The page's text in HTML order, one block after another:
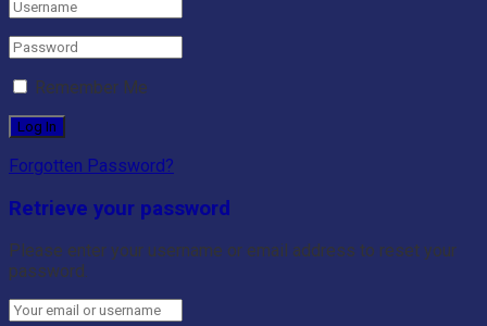
Remember Me
Forgotten Password?
Retrieve your password
Please enter your username or email address to reset your
password.